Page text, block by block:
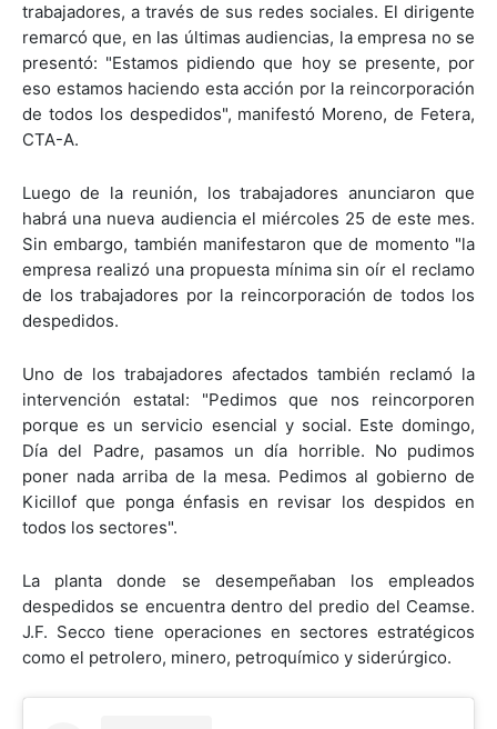
trabajadores, a través de sus redes sociales. El dirigente
remarcó que, en las últimas audiencias, la empresa no se
presentó: "Estamos pidiendo que hoy se presente, por
eso estamos haciendo esta acción por la reincorporación
de todos los despedidos", manifestó Moreno, de Fetera,
CTA-A.
Luego de la reunión, los trabajadores anunciaron que
habrá una nueva audiencia el miércoles 25 de este mes.
Sin embargo, también manifestaron que de momento "la
empresa realizó una propuesta mínima sin oír el reclamo
de los trabajadores por la reincorporación de todos los
despedidos.
Uno de los trabajadores afectados también reclamó la
intervención estatal: "Pedimos que nos reincorporen
porque es un servicio esencial y social. Este domingo,
Día del Padre, pasamos un día horrible. No pudimos
poner nada arriba de la mesa. Pedimos al gobierno de
Kicillof que ponga énfasis en revisar los despidos en
todos los sectores".
La planta donde se desempeñaban los empleados
despedidos se encuentra dentro del predio del Ceamse.
J.F. Secco tiene operaciones en sectores estratégicos
como el petrolero, minero, petroquímico y siderúrgico.